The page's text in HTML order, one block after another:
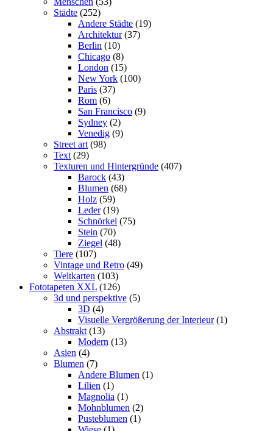
Städte (252)
Andere Städte (19)
Architektur (37)
Berlin (10)
Chicago (8)
London (15)
New York (100)
Paris (37)
Rom (6)
San Francisco (9)
Sydney (2)
Venedig (9)
Street art (98)
Text (29)
Texturen und Hintergründe (407)
Barock (43)
Blumen (68)
Holz (59)
Leder (19)
Schnörkel (75)
Stein (70)
Ziegel (48)
Tiere (107)
Vintage und Retro (49)
Weltkarten (103)
Fototapeten XXL (126)
3d und perspektive (5)
3D (4)
Visuelle Vergrößerung der Interieur (1)
Abstrakt (13)
Modern (13)
Asien (4)
Blumen (7)
Andere Blumen (1)
Lilien (1)
Magnolia (1)
Mohnblumen (2)
Pusteblumen (1)